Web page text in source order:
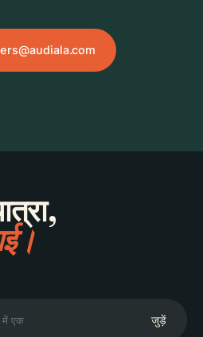
जुड़ें